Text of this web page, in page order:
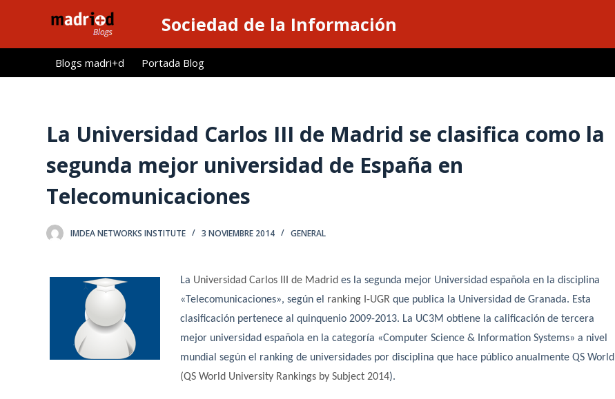
l
Sociedad de la Información
Blogs madri+d Portada Blog
La Universidad Carlos III de Madrid se clasifica como la
segunda mejor universidad de España en
Telecomunicaciones
IMDEA NETWORKS INSTITUTE 3 NOVIEMBRE 2014 GENERAL
La Universidad Carlos III de Madrid es la segunda mejor Universidad española en la disciplina
«Telecomunicaciones», según el ranking I-UGR que publica la Universidad de Granada. Esta
clasificación pertenece al quinquenio 2009-2013. La UC3M obtiene la calificación de tercera
mejor universidad española en la categoría «Computer Science & Information Systems» a nivel
mundial según el ranking de universidades por disciplina que hace público anualmente QS World
(QS World University Rankings by Subject 2014).